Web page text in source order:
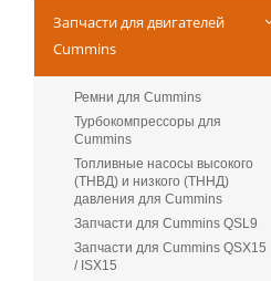
Запчасти для двигателей
Cummins
Ремни для Cummins
Турбокомпрессоры для
Сummins
Топливные насосы высокого
(ТНВД) и низкого (ТННД)
давления для Cummins
Запчасти для Cummins QSL9
Запчасти для Cummins QSX15
/ ISX15